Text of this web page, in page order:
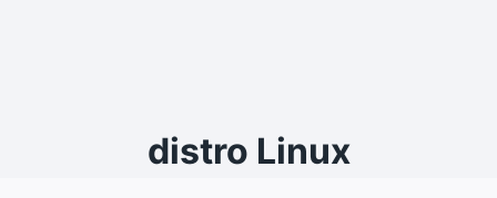
distro Linux